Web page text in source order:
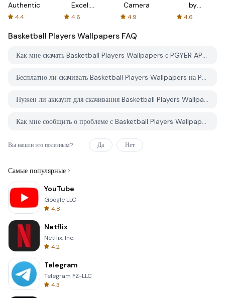
Authenticator
4.4
Excel:
Spreadsheets
4.6
Camera
4.9
by
AFTVnews
4.6
Basketball Players Wallpapers FAQ
Как мне скачать Basketball Players Wallpapers с PGYER APK HUB?
Бесплатно ли скачивать Basketball Players Wallpapers на PGYER APK HUB?
Нужен ли аккаунт для скачивания Basketball Players Wallpapers с PGYER APK HUB?
Как мне сообщить о проблеме с Basketball Players Wallpapers на PGYER APK HUB?
Вы нашли это полезным? Да Нет
Самые популярные
YouTube
Google LLC
4.8
Netflix
Netflix, Inc.
4.2
Telegram
Telegram FZ-LLC
4.3